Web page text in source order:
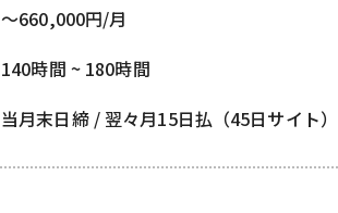
〜660,000円/月
140時間 ~ 180時間
当月末日締 / 翌々月15日払（45日サイト）